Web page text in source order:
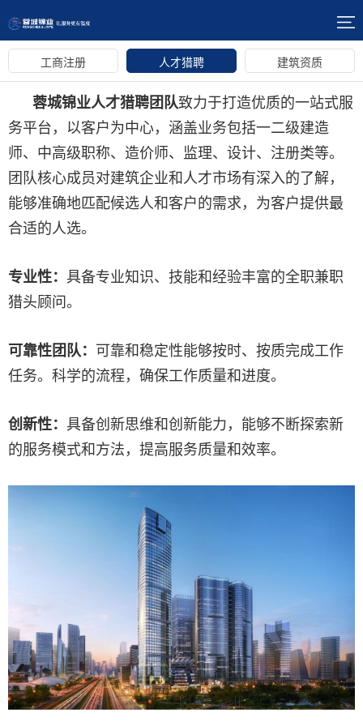
工商注册 人才猎聘 建筑资质
蓉城锦业人才猎聘团队致力于打造优质的一站式服
务平台，以客户为中心，涵盖业务包括一二级建造
师、中高级职称、造价师、监理、设计、注册类等。
团队核心成员对建筑企业和人才市场有深入的了解，
能够准确地匹配候选人和客户的需求，为客户提供最
合适的人选。
专业性： 具备专业知识、技能和经验丰富的全职兼职
猎头顾问。
可靠性团队： 可靠和稳定性能够按时、按质完成工作
任务。科学的流程，确保工作质量和进度。
创新性： 具备创新思维和创新能力，能够不断探索新
的服务模式和方法，提高服务质量和效率。